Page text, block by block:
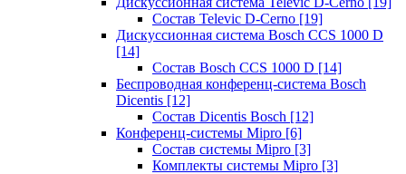
Состав Televic D-Cerno [19]
Дискуссионная система Bosch CCS 1000 D
[14]
Состав Bosch CCS 1000 D [14]
Беспроводная конференц-система Bosch
Dicentis [12]
Состав Dicentis Bosch [12]
Конференц-системы Mipro [6]
Состав системы Mipro [3]
Комплекты системы Mipro [3]